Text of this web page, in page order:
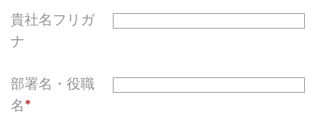
貴社名フリガ
ナ
部署名・役職
名